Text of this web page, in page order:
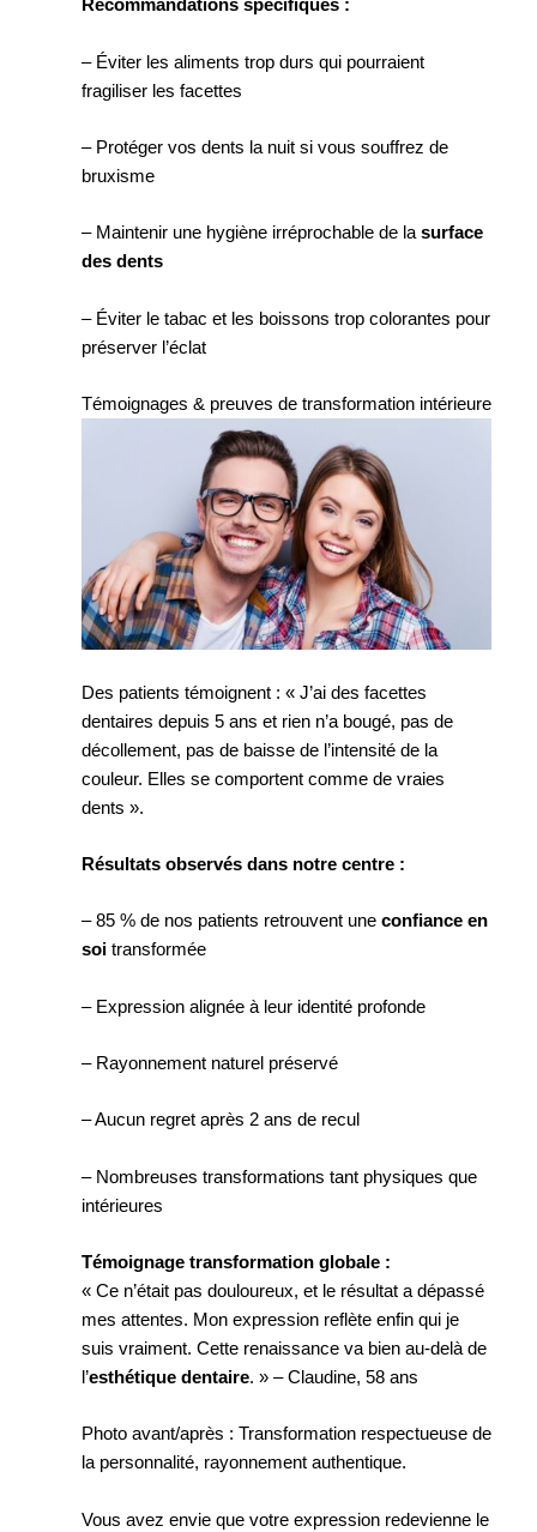
Recommandations spécifiques :
– Éviter les aliments trop durs qui pourraient
fragiliser les facettes
– Protéger vos dents la nuit si vous souffrez de
bruxisme
– Maintenir une hygiène irréprochable de lasurface
des dents
– Éviter le tabac et les boissons trop colorantes pour
préserver l’éclat
Témoignages & preuves de transformation intérieure
Des patients témoignent : « J’ai des facettes
dentaires depuis 5 ans et rien n’a bougé, pas de
décollement, pas de baisse de l’intensité de la
couleur. Elles se comportent comme de vraies
dents ».
Résultats observés dans notre centre :
– 85 % de nos patients retrouvent une confiance en
soitransformée
– Expression alignée à leur identité profonde
– Rayonnement naturel préservé
– Aucun regret après 2 ans de recul
– Nombreuses transformations tant physiques que
intérieures
Témoignage transformation globale :
« Ce n’était pas douloureux, et le résultat a dépassé
mes attentes. Mon expression reflète enfin qui je
suis vraiment. Cette renaissance va bien au-delà de
l’esthétique dentaire. » – Claudine, 58 ans
Photo avant/après : Transformation respectueuse de
la personnalité, rayonnement authentique.
Vous avez envie que votre expression redevienne le